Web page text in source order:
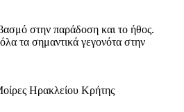
στην παράδοση και το ήθος.
τα σημαντικά γεγονότα στην
Ηρακλείου Κρήτης